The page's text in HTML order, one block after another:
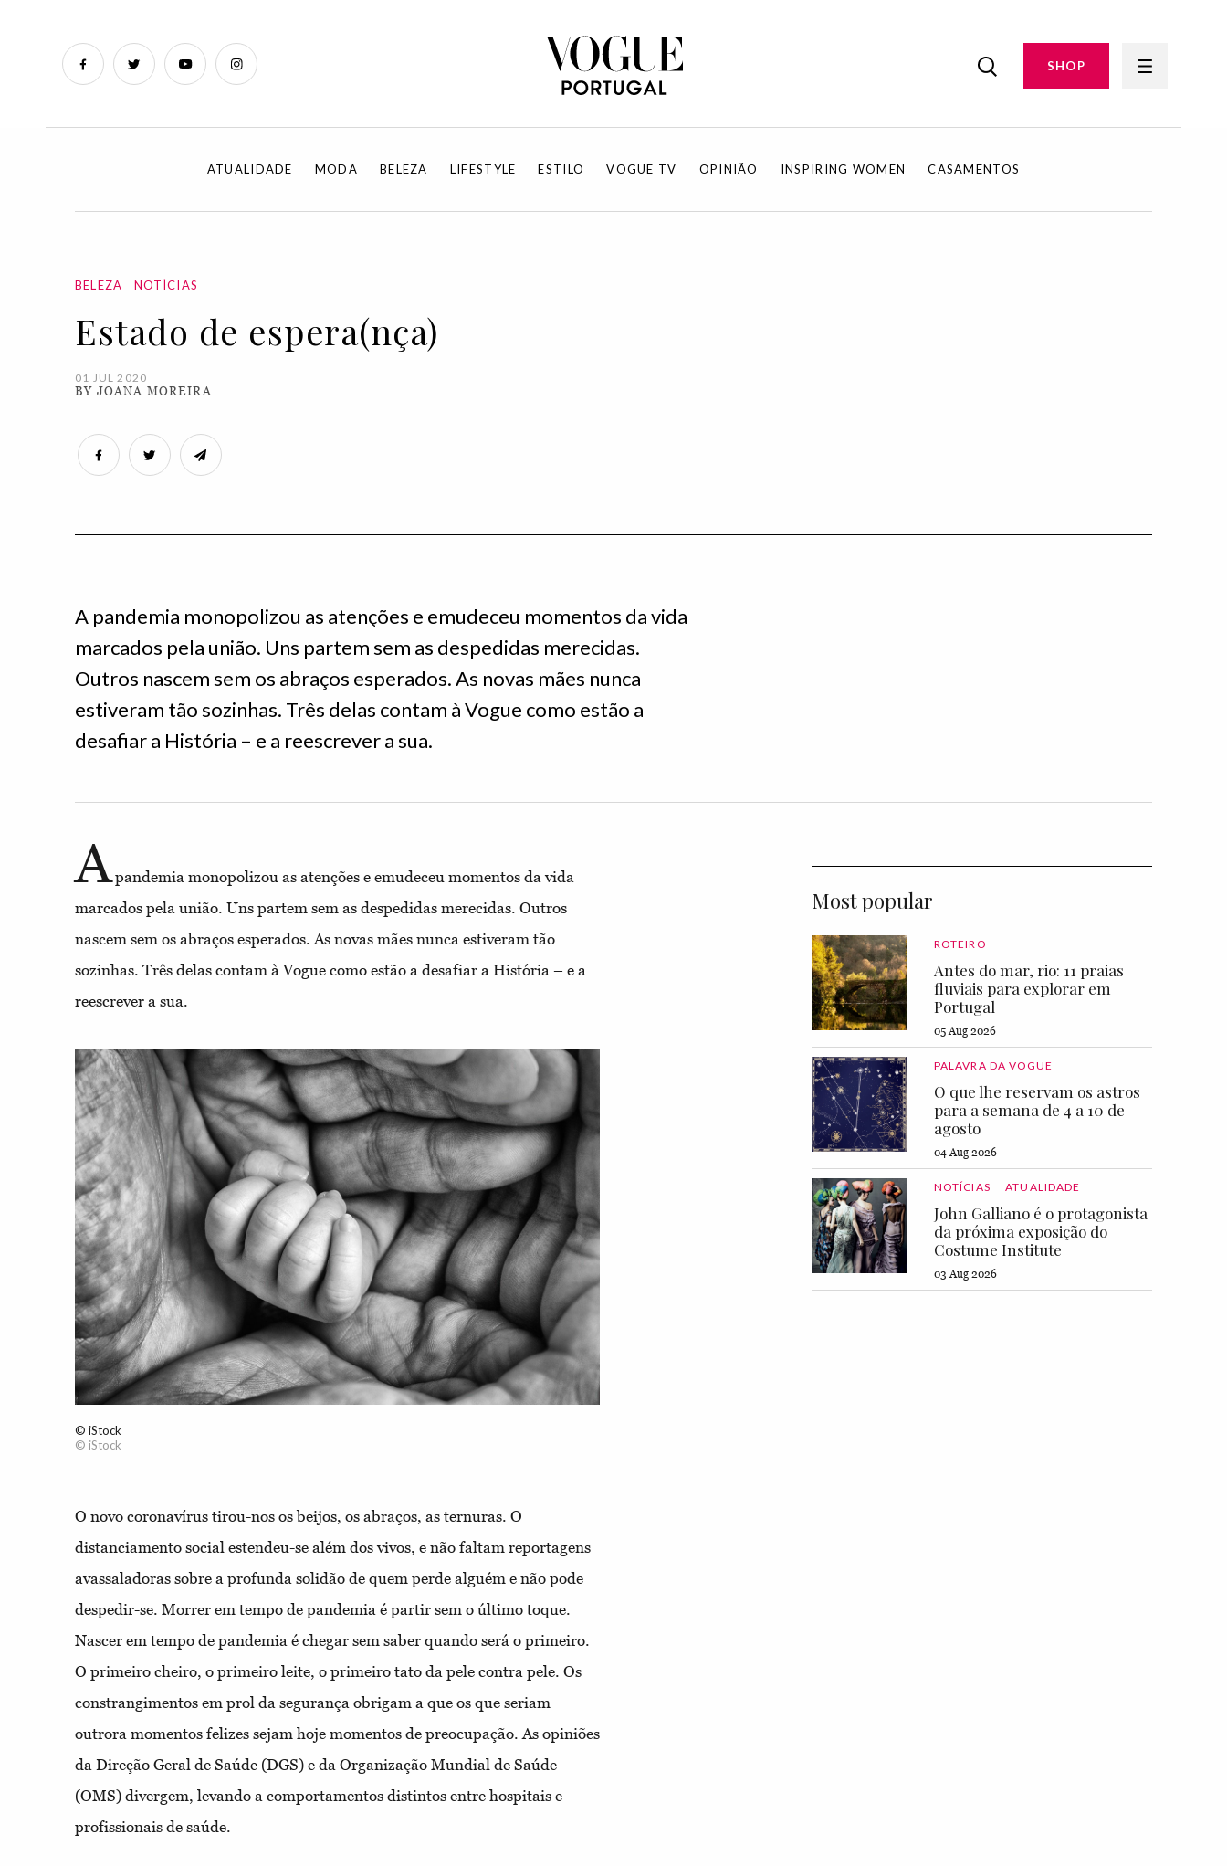
SHOP
ATUALIDADE MODA BELEZA LIFESTYLE ESTILO VOGUE TV OPINIÃO INSPIRING WOMEN CASAMENTOS
BELEZA NOTÍCIAS
Estado de espera(nça)
01 JUL 2020
BY JOANA MOREIRA
A pandemia monopolizou as atenções e emudeceu momentos da vida
marcados pela união. Uns partem sem as despedidas merecidas.
Outros nascem sem os abraços esperados. As novas mães nunca
estiveram tão sozinhas. Três delas contam à Vogue como estão a
desafiar a História – e a reescrever a sua.
Apandemia monopolizou as atenções e emudeceu momentos da vida
marcados pela união. Uns partem sem as despedidas merecidas. Outros
nascem sem os abraços esperados. As novas mães nunca estiveram tão
sozinhas. Três delas contam à Vogue como estão a desafiar a História – e a
reescrever a sua.
© iStock
© iStock
O novo coronavírus tirou-nos os beijos, os abraços, as ternuras. O
distanciamento social estendeu-se além dos vivos, e não faltam reportagens
avassaladoras sobre a profunda solidão de quem perde alguém e não pode
despedir-se. Morrer em tempo de pandemia é partir sem o último toque.
Nascer em tempo de pandemia é chegar sem saber quando será o primeiro.
O primeiro cheiro, o primeiro leite, o primeiro tato da pele contra pele. Os
constrangimentos em prol da segurança obrigam a que os que seriam
outrora momentos felizes sejam hoje momentos de preocupação. As opiniões
da Direção Geral de Saúde (DGS) e da Organização Mundial de Saúde
(OMS) divergem, levando a comportamentos distintos entre hospitais e
profissionais de saúde.
Most popular
ROTEIRO
Antes do mar, rio: 11 praias
fluviais para explorar em
Portugal
05 Aug 2026
PALAVRA DA VOGUE
O que lhe reservam os astros
para a semana de 4 a 10 de
agosto
04 Aug 2026
NOTÍCIAS ATUALIDADE
John Galliano é o protagonista
da próxima exposição do
Costume Institute
03 Aug 2026